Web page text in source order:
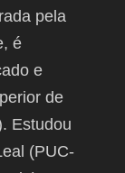
pela
é
e
de
Estudou
(PUC-